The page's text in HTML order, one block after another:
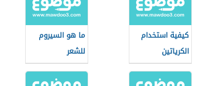
كيفية استخدام
الكرياتين
ما هو السيروم
للشعر